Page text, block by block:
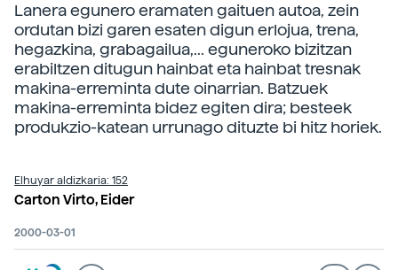
Lanera egunero eramaten gaituen autoa, zein
ordutan bizi garen esaten digun erlojua, trena,
hegazkina, grabagailua,... eguneroko bizitzan
erabiltzen ditugun hainbat eta hainbat tresnak
makina-erreminta dute oinarrian. Batzuek
makina-erreminta bidez egiten dira; besteek
produkzio-katean urrunago dituzte bi hitz horiek.
Elhuyar aldizkaria: 152
Carton Virto, Eider
2000-03-01